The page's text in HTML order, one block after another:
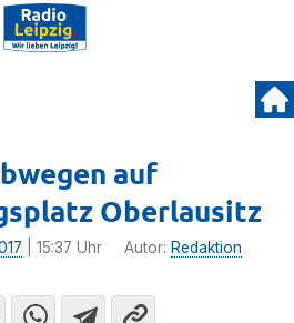
auf
Oberlausitz
| 15:37 Uhr Autor: Redaktion